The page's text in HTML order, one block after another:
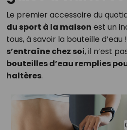
Le premier accessoire du
du sport à la maison est un
tous, à savoir la bouteille d’eau
s’entraîne chez soi, il n’est
bouteilles d’eau remplies
haltères.